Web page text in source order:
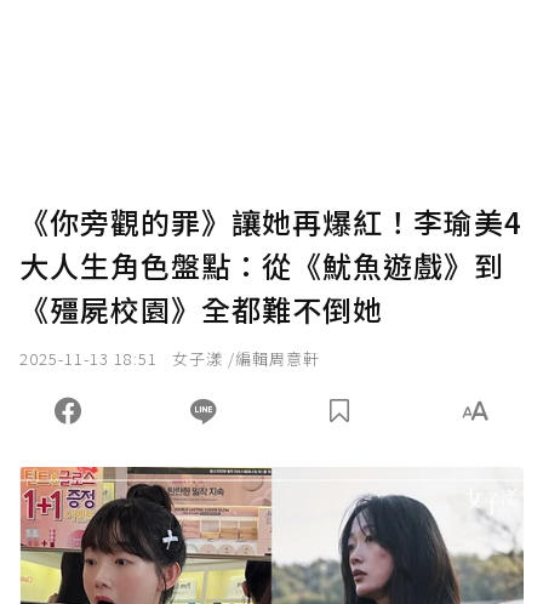
《你旁觀的罪》讓她再爆紅！李瑜美4
大人生角色盤點：從《魷魚遊戲》到
《殭屍校園》全都難不倒她
2025-11-13 18:51 女子漾 /編輯周意軒